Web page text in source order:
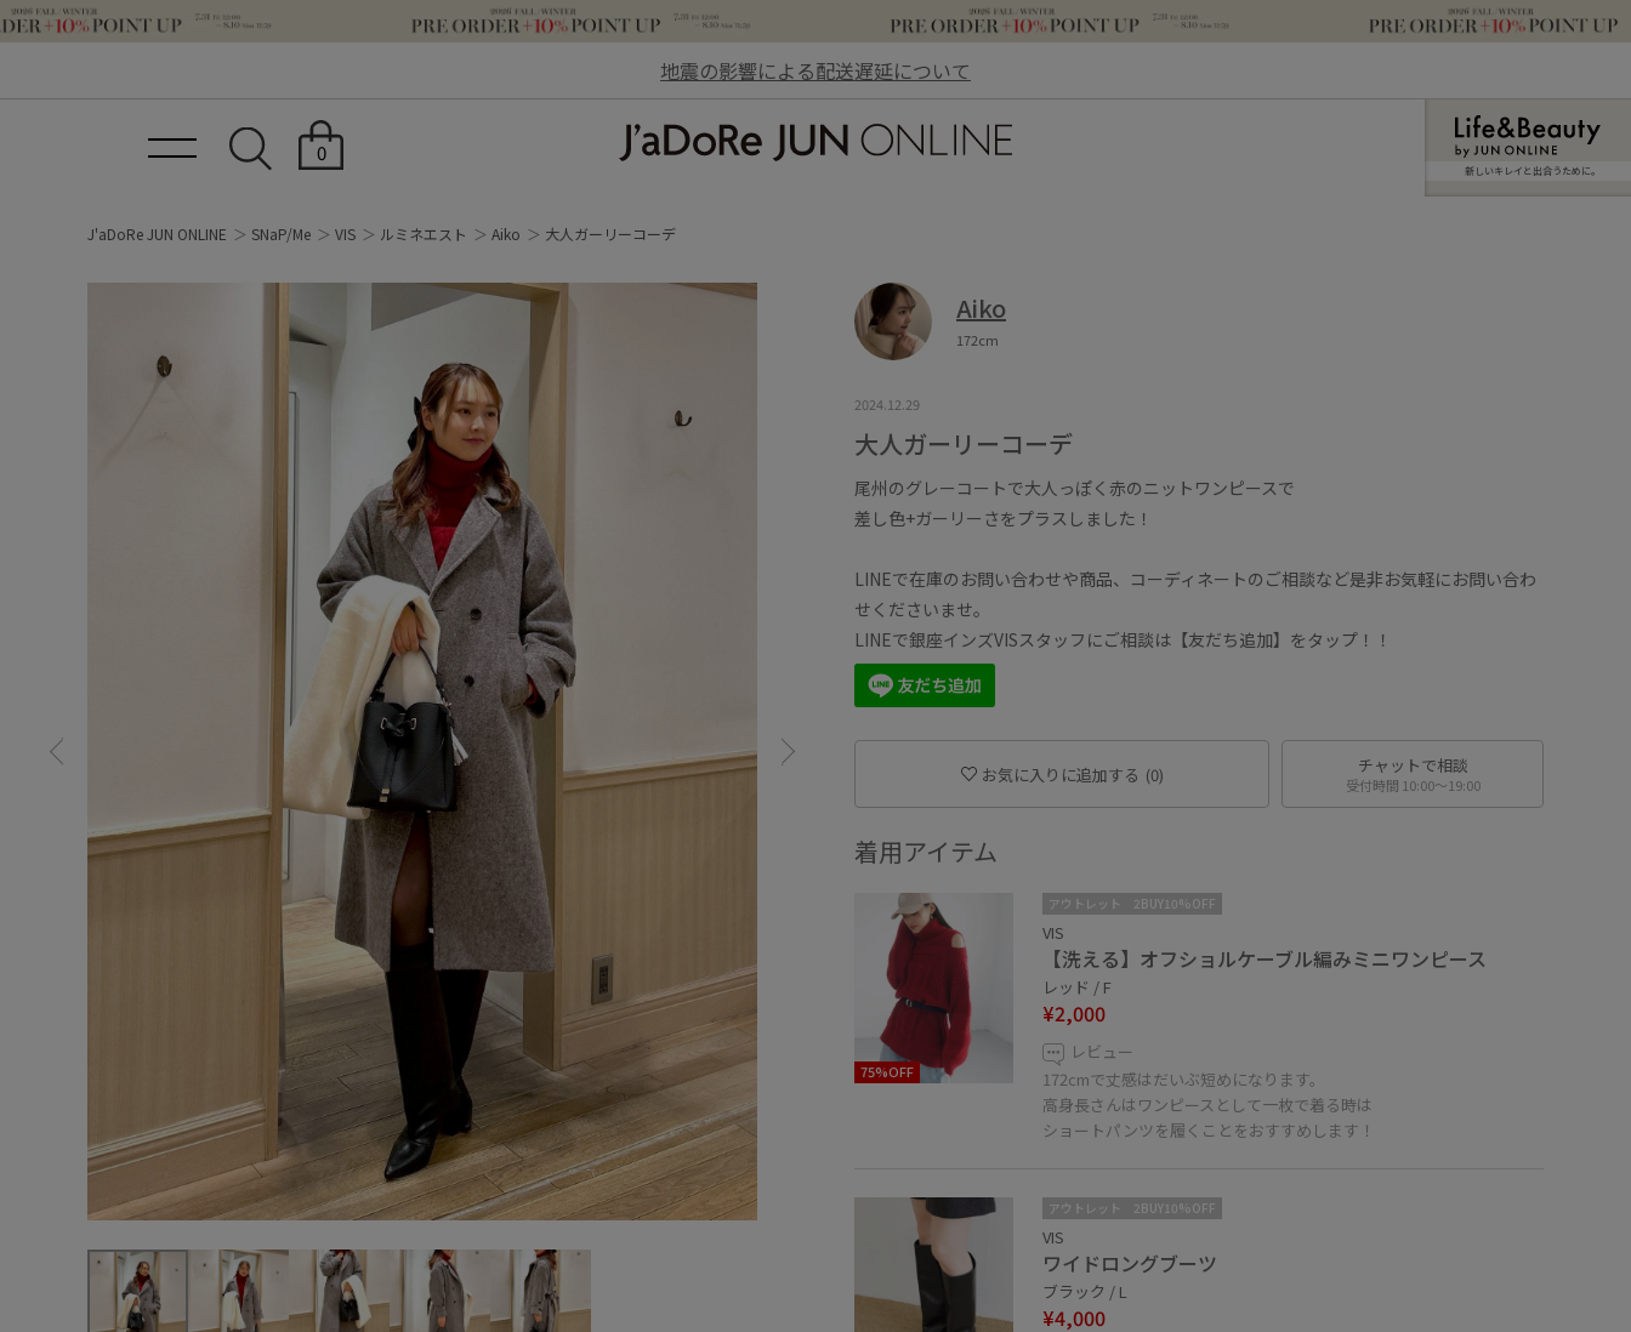
地震の影響による配送遅延について
0
新しいキレイと出合うために。
J'aDoRe JUN ONLINE SNaP/Me VIS ルミネエスト Aiko 大人ガーリーコーデ
Aiko
172cm
2024.12.29
大人ガーリーコーデ
尾州のグレーコートで大人っぽく赤のニットワンピースで
差し色+ガーリーさをプラスしました！
LINEで在庫のお問い合わせや商品、コーディネートのご相談など是非お気軽にお問い合わ
せくださいませ。
LINEで銀座インズVISスタッフにご相談は【友だち追加】をタップ！！
お気に入りに追加する (0) チャットで相談
受付時間 10:00〜19:00
着用アイテム
75%OFF
アウトレット 2BUY10%OFF
VIS
【洗える】オフショルケーブル編みミニワンピース
レッド / F
¥2,000
レビュー
172cmで丈感はだいぶ短めになります。
高身長さんはワンピースとして一枚で着る時は
ショートパンツを履くことをおすすめします！
アウトレット 2BUY10%OFF
VIS
ワイドロングブーツ
ブラック / L
¥4,000